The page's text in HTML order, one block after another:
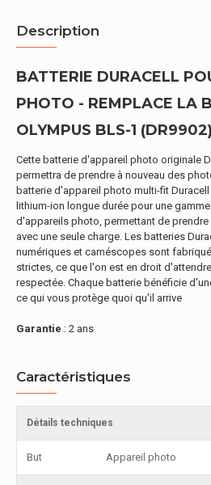
Description
BATTERIE DURACELL
PHOTO - REMPLACE LA
OLYMPUS BLS-1
Cette batterie d'appareil photo originale
permettra de prendre à nouveau des
batterie d'appareil photo multi-fit
lithium-ion longue durée pour une
d'appareils photo, permettant de
avec une seule charge. Les batteries
numériques et caméscopes sont
strictes, ce que l'on est en droit
respectée. Chaque batterie bénéficie
ce qui vous protège quoi qu'il arrive
Garantie : 2 ans
Caractéristiques
Détails techniques
But Appareil photo